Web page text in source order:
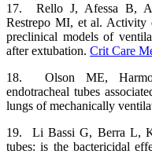
17. Rello J, Afessa B,
Restrepo MI, et al. Activity
preclinical models of
after extubation. Crit Care
18. Olson ME,
endotracheal tubes
lungs of mechanically
19. Li Bassi G, Berra L,
tubes: is the bactericidal